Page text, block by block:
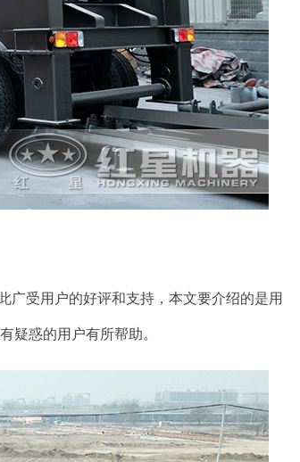
广受用户的好评和支持，本文要介绍的是用
疑惑的用户有所帮助。